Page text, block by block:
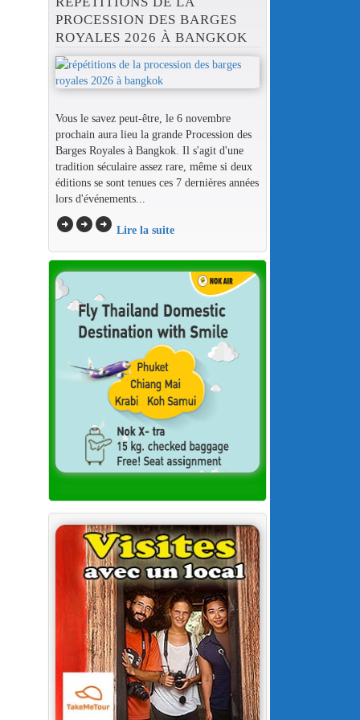
PROCESSION DES BARGES
ROYALES 2026 À BANGKOK
Vous le savez peut-être, le 6 novembre
prochain aura lieu la grande Procession des
Barges Royales à Bangkok. Il s'agit d'une
tradition séculaire assez rare, même si deux
éditions se sont tenues ces 7 dernières années
lors d'événements...
arrow_circle_rightarrow_circle_rightarrow_circle_right Lire la suite